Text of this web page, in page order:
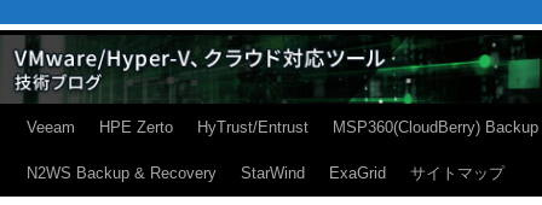
Veeam HPE Zerto HyTrust/Entrust MSP360(CloudBerry) Backup
N2WS Backup & Recovery StarWind ExaGrid サイトマップ